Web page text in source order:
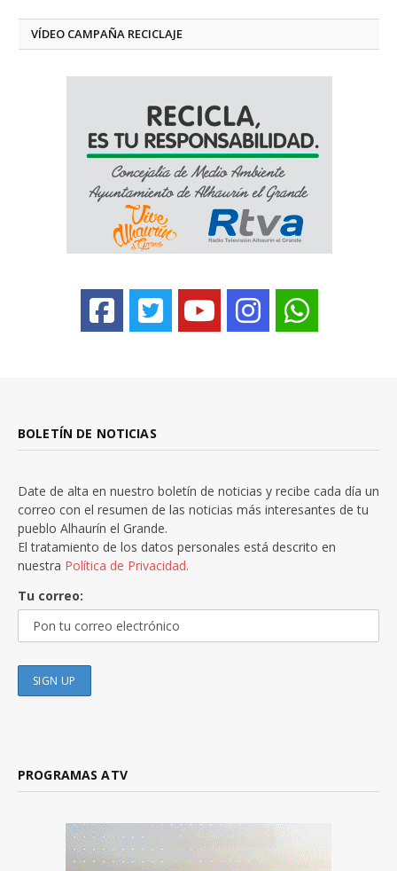
VÍDEO CAMPAÑA RECICLAJE
BOLETÍN DE NOTICIAS
Date de alta en nuestro boletín de noticias y recibe cada día un
correo con el resumen de las noticias más interesantes de tu
pueblo Alhaurín el Grande.
El tratamiento de los datos personales está descrito en
nuestra Política de Privacidad.
Tu correo:
PROGRAMAS ATV